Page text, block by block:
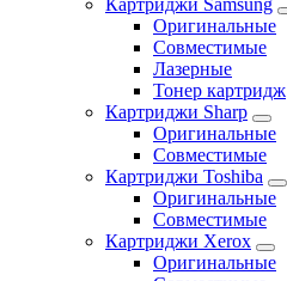
Картриджи Samsung
Оригинальные
Совместимые
Лазерные
Тонер картридж
Картриджи Sharp
Оригинальные
Совместимые
Картриджи Toshiba
Оригинальные
Совместимые
Картриджи Xerox
Оригинальные